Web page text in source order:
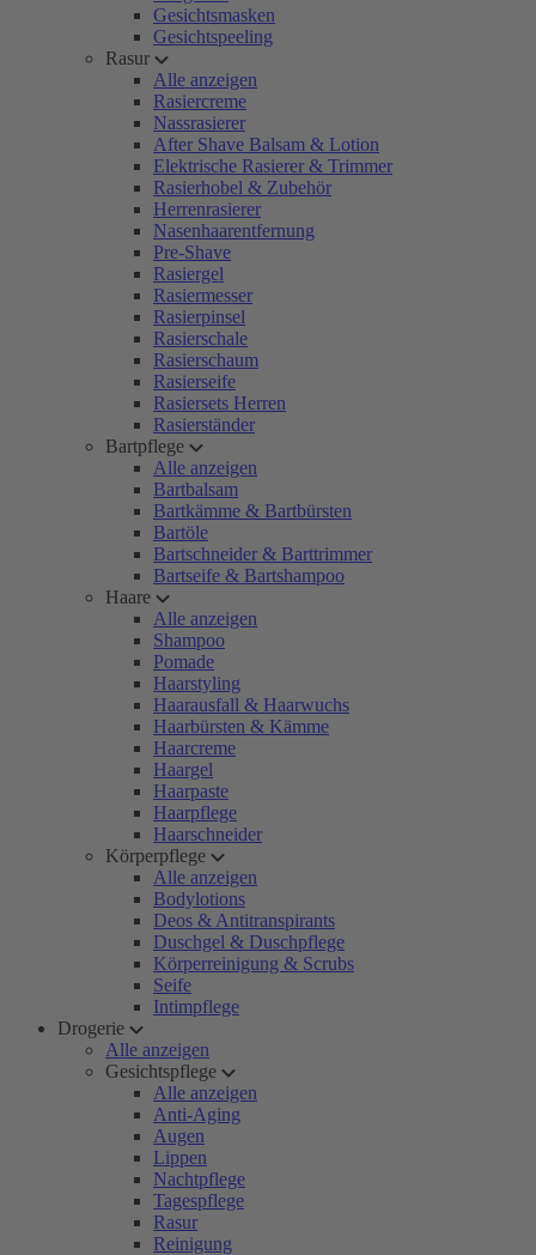
Gesichtsmasken
Gesichtspeeling
Rasur
Alle anzeigen
Rasiercreme
Nassrasierer
After Shave Balsam & Lotion
Elektrische Rasierer & Trimmer
Rasierhobel & Zubehör
Herrenrasierer
Nasenhaarentfernung
Pre-Shave
Rasiergel
Rasiermesser
Rasierpinsel
Rasierschale
Rasierschaum
Rasierseife
Rasiersets Herren
Rasierständer
Bartpflege
Alle anzeigen
Bartbalsam
Bartkämme & Bartbürsten
Bartöle
Bartschneider & Barttrimmer
Bartseife & Bartshampoo
Haare
Alle anzeigen
Shampoo
Pomade
Haarstyling
Haarausfall & Haarwuchs
Haarbürsten & Kämme
Haarcreme
Haargel
Haarpaste
Haarpflege
Haarschneider
Körperpflege
Alle anzeigen
Bodylotions
Deos & Antitranspirants
Duschgel & Duschpflege
Körperreinigung & Scrubs
Seife
Intimpflege
Drogerie
Alle anzeigen
Gesichtspflege
Alle anzeigen
Anti-Aging
Augen
Lippen
Nachtpflege
Tagespflege
Rasur
Reinigung